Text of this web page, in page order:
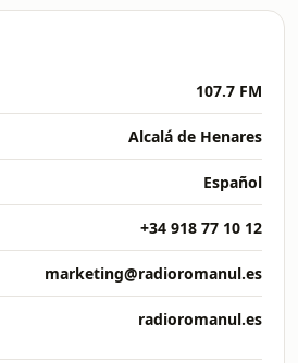
107.7 FM
Alcalá de Henares
Español
+34 918 77 10 12
marketing@radioromanul.es
radioromanul.es